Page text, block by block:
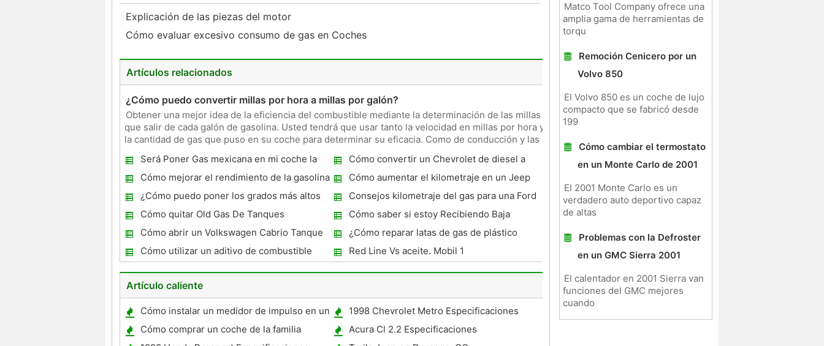
Explicación de las piezas del motor
Cómo evaluar excesivo consumo de gas en Coches
Artículos relacionados
¿Cómo puedo convertir millas por hora a millas por galón?
Obtener una mejor idea de la eficiencia del combustible mediante la determinación de las millas
que salir de cada galón de gasolina. Usted tendrá que usar tanto la velocidad en millas por hora y
la cantidad de gas que puso en su coche para determinar su eficacia. Como de conducción y las
Será Poner Gas mexicana en mi coche la
dañe ?
Cómo convertir un Chevrolet de diesel a
gas
Cómo mejorar el rendimiento de la gasolina
en un motor Chevy 4.3
Cómo aumentar el kilometraje en un Jeep
Liberty
¿Cómo puedo poner los grados más altos
de gasolina en un coche
Consejos kilometraje del gas para una Ford
Ranger
Cómo quitar Old Gas De Tanques
Cómo saber si estoy Recibiendo Baja
rendimiento de la gasolina con bujías
Iridium
Cómo abrir un Volkswagen Cabrio Tanque
de combustible 1996
¿Cómo reparar latas de gas de plástico
Cómo utilizar un aditivo de combustible
Redline para un Audi TT
Red Line Vs aceite. Mobil 1
Artículo caliente
Cómo instalar un medidor de impulso en un
Powerstroke 97
1998 Chevrolet Metro Especificaciones
Cómo comprar un coche de la familia
Acura Cl 2.2 Especificaciones
Matco Tool Company ofrece una
amplia gama de herramientas de
torqu
Remoción Cenicero por un
Volvo 850
El Volvo 850 es un coche de lujo
compacto que se fabricó desde
199
Cómo cambiar el termostato
en un Monte Carlo de 2001
El 2001 Monte Carlo es un
verdadero auto deportivo capaz
de altas
Problemas con la Defroster
en un GMC Sierra 2001
El calentador en 2001 Sierra van
funciones del GMC mejores
cuando